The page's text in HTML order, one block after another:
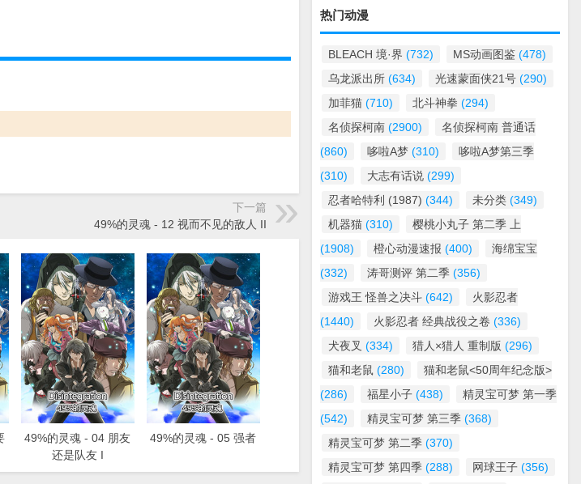
下一篇
49%的灵魂 - 12 视而不见的敌人 II
49%的灵魂 - 04 朋友
还是队友 I
49%的灵魂 - 05 强者
热门动漫
BLEACH 境·界 (732) MS动画图鉴 (478)
乌龙派出所 (634) 光速蒙面侠21号 (290)
加菲猫 (710) 北斗神拳 (294)
名侦探柯南 (2900)
名侦探柯南 普通话
(860)
哆啦A梦 (310)
哆啦A梦第三季
(310)
大志有话说 (299)
忍者哈特利 (1987) (344) 未分类 (349)
机器猫 (310)
樱桃小丸子 第二季 上
(1908)
橙心动漫速报 (400)
海绵宝宝
(332)
涛哥测评 第二季 (356)
游戏王 怪兽之决斗 (642)
火影忍者
(1440)
火影忍者 经典战役之卷 (336)
犬夜叉 (334) 猎人×猎人 重制版 (296)
猫和老鼠 (280)
猫和老鼠<50周年纪念版>
(286)
福星小子 (438)
精灵宝可梦 第一季
(542)
精灵宝可梦 第三季 (368)
精灵宝可梦 第二季 (370)
精灵宝可梦 第四季 (288) 网球王子 (356)